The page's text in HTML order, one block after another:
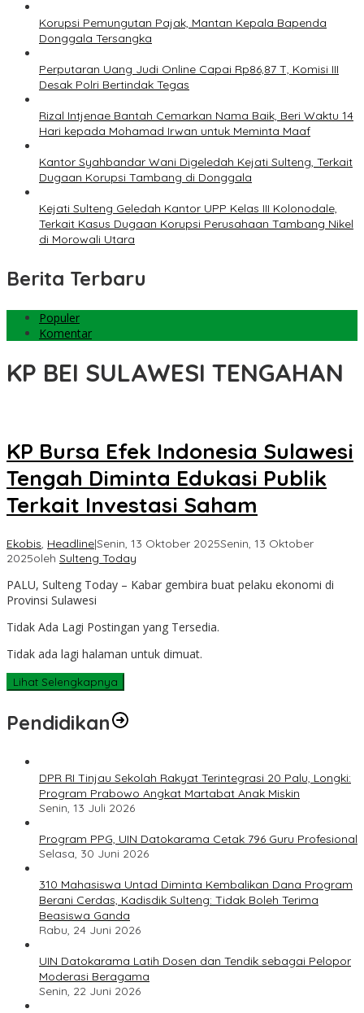
Korupsi Pemungutan Pajak, Mantan Kepala Bapenda
Donggala Tersangka
Perputaran Uang Judi Online Capai Rp86,87 T, Komisi III
Desak Polri Bertindak Tegas
Rizal Intjenae Bantah Cemarkan Nama Baik, Beri Waktu 14
Hari kepada Mohamad Irwan untuk Meminta Maaf
Kantor Syahbandar Wani Digeledah Kejati Sulteng, Terkait
Dugaan Korupsi Tambang di Donggala
Kejati Sulteng Geledah Kantor UPP Kelas III Kolonodale,
Terkait Kasus Dugaan Korupsi Perusahaan Tambang Nikel
di Morowali Utara
Berita Terbaru
Populer
Komentar
KP BEI SULAWESI TENGAHAN
KP Bursa Efek Indonesia Sulawesi
Tengah Diminta Edukasi Publik
Terkait Investasi Saham
Ekobis, Headline|Senin, 13 Oktober 2025Senin, 13 Oktober
2025oleh Sulteng Today
PALU, Sulteng Today – Kabar gembira buat pelaku ekonomi di
Provinsi Sulawesi
Tidak Ada Lagi Postingan yang Tersedia.
Tidak ada lagi halaman untuk dimuat.
Lihat Selengkapnya
Pendidikan
DPR RI Tinjau Sekolah Rakyat Terintegrasi 20 Palu, Longki:
Program Prabowo Angkat Martabat Anak Miskin
Senin, 13 Juli 2026
Program PPG, UIN Datokarama Cetak 796 Guru Profesional
Selasa, 30 Juni 2026
310 Mahasiswa Untad Diminta Kembalikan Dana Program
Berani Cerdas, Kadisdik Sulteng: Tidak Boleh Terima
Beasiswa Ganda
Rabu, 24 Juni 2026
UIN Datokarama Latih Dosen dan Tendik sebagai Pelopor
Moderasi Beragama
Senin, 22 Juni 2026